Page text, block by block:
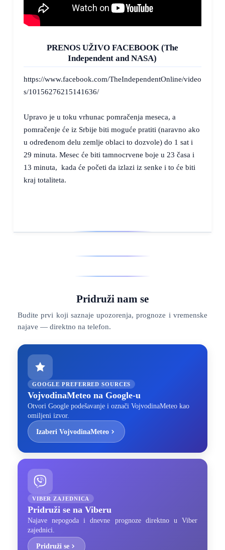
PRENOS UŽIVO FACEBOOK (The
Independent and NASA)
https://www.facebook.com/TheIndependentOnline/video
s/10156276215141636/
Upravo je u toku vrhunac pomračenja meseca, a
pomračenje će iz Srbije biti moguće pratiti (naravno ako
u određenom delu zemlje oblaci to dozvole) do 1 sat i
29 minuta. Mesec će biti tamnocrvene boje u 23 časa i
13 minuta, kada će početi da izlazi iz senke i to će biti
kraj totaliteta.
Pridruži nam se
Budite prvi koji saznaje upozorenja, prognoze i vremenske
najave — direktno na telefon.
GOOGLE PREFERRED SOURCES
VojvodinaMeteo na Google-u
Otvori Google podešavanje i označi VojvodinaMeteo kao
omiljeni izvor.
Izaberi VojvodinaMeteo
VIBER ZAJEDNICA
Pridruži se na Viberu
Najave nepogoda i dnevne prognoze direktno u Viber
zajednici.
Pridruži se